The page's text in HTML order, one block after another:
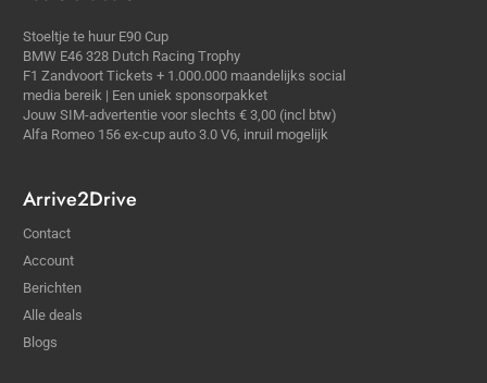
Stoeltje te huur E90 Cup
BMW E46 328 Dutch Racing Trophy
F1 Zandvoort Tickets + 1.000.000 maandelijks social
media bereik | Een uniek sponsorpakket
Jouw SIM-advertentie voor slechts € 3,00 (incl btw)
Alfa Romeo 156 ex-cup auto 3.0 V6, inruil mogelijk
Arrive2Drive
Contact
Account
Berichten
Alle deals
Blogs